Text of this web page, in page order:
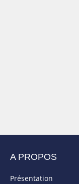
A PROPOS
Présentation